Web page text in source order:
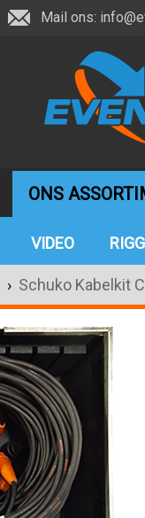
Mail ons:
ONS
VIDEO
› Schuko Kabelkit C